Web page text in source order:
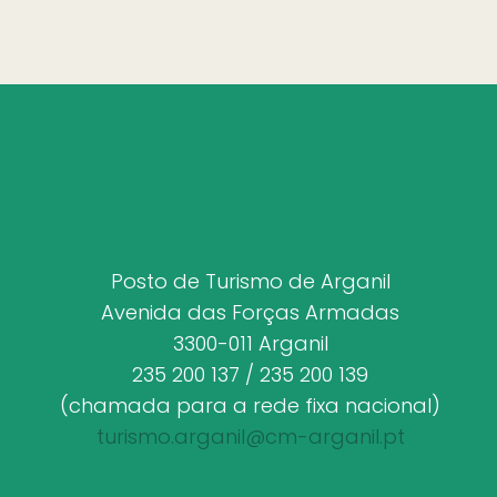
Posto de Turismo de Arganil
Avenida das Forças Armadas
3300-011 Arganil
235 200 137 / 235 200 139
(chamada para a rede fixa nacional)
turismo.arganil@cm-arganil.pt